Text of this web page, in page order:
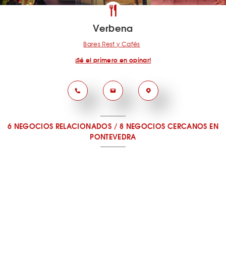
Verbena
Bares Rest y Cafés
¡Sé el primero en opinar!
6 NEGOCIOS RELACIONADOS/8 NEGOCIOS CERCANOS EN
PONTEVEDRA